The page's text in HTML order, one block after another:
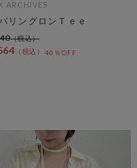
ARCHIVES
リングロンＴｅｅ
40％OFF